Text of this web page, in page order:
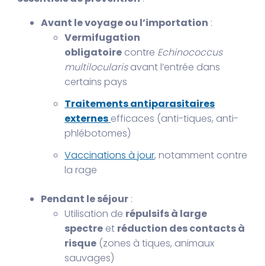
Avant le voyage ou l’importation :
Vermifugation
obligatoire contre Echinococcus
multilocularisavant l’entrée dans
certains pays
Traitements antiparasitaires
externes efficaces (anti-tiques, anti-
phlébotomes)
Vaccinations à jour, notamment contre
la rage
Pendant le séjour :
Utilisation de répulsifs à large
spectre et réduction des contacts à
risque (zones à tiques, animaux
sauvages)